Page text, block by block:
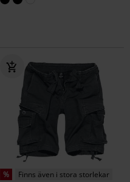
% Finns även i stora storlekar